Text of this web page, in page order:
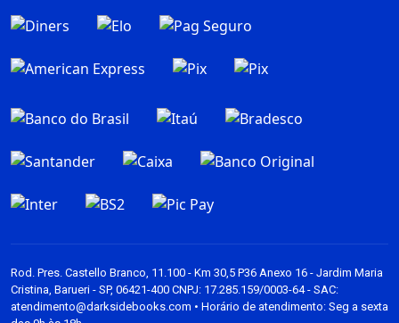
Rod. Pres. Castello Branco, 11.100 - Km 30,5 P36 Anexo 16 - Jardim Maria
Cristina, Barueri - SP, 06421-400 CNPJ: 17.285.159/0003-64 - SAC:
atendimento@darksidebooks.com • Horário de atendimento: Seg a sexta